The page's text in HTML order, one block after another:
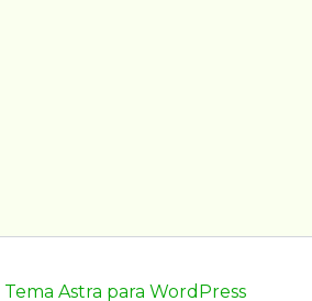
Tema Astra para WordPress